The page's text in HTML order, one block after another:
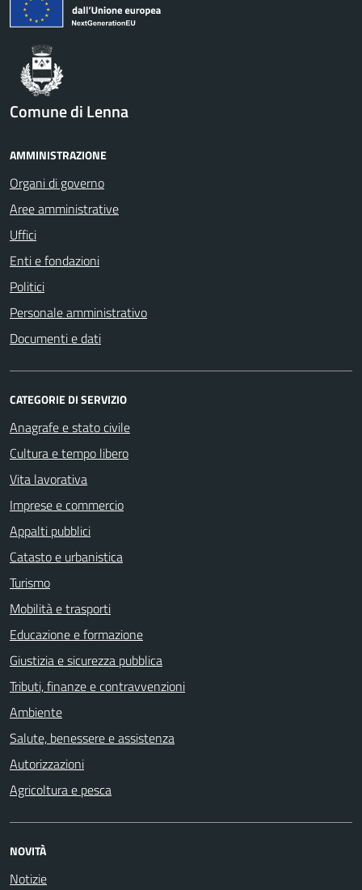
Comune di Lenna
AMMINISTRAZIONE
Organi di governo
Aree amministrative
Uffici
Enti e fondazioni
Politici
Personale amministrativo
Documenti e dati
CATEGORIE DI SERVIZIO
Anagrafe e stato civile
Cultura e tempo libero
Vita lavorativa
Imprese e commercio
Appalti pubblici
Catasto e urbanistica
Turismo
Mobilità e trasporti
Educazione e formazione
Giustizia e sicurezza pubblica
Tributi, finanze e contravvenzioni
Ambiente
Salute, benessere e assistenza
Autorizzazioni
Agricoltura e pesca
NOVITÀ
Notizie